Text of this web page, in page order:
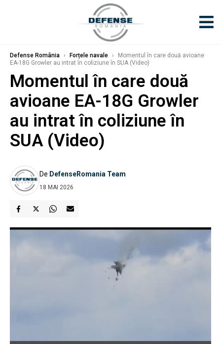
Defense România › Forțele navale ›
Momentul în care două avioane
EA-18G Growler au intrat în coliziune în SUA (Video)
Momentul în care două
avioane EA-18G Growler
au intrat în coliziune în
SUA (Video)
De DefenseRomania Team
18 MAI 2026